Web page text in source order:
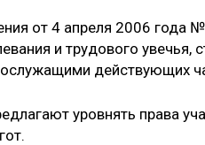
от 4 апреля 2006 года
и трудового увечья,
действующих
уровнять права